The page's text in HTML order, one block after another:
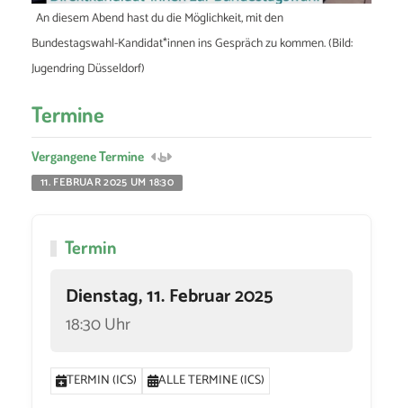
An diesem Abend hast du die Möglichkeit, mit den
Bundestagswahl-Kandidat*innen ins Gespräch zu kommen. (Bild:
Jugendring Düsseldorf)
Termine
Vergangene Termine
11. FEBRUAR 2025 UM 18:30
Termin
Dienstag, 11. Februar 2025
18:30 Uhr
TERMIN (ICS) ALLE TERMINE (ICS)